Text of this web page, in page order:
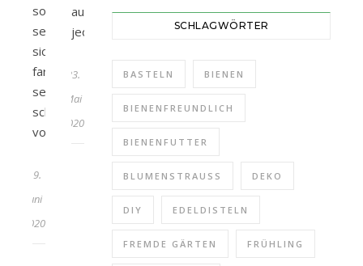
sondern
setzen
sich
farblich
sehr
schön
von…
19.
Juni
2020
auf
jeden…
23.
Mai
2020
SCHLAGWÖRTER
BASTELN BIENEN
BIENENFREUNDLICH
BIENENFUTTER
BLUMENSTRAUSS DEKO
DIY EDELDISTELN
FREMDE GÄRTEN FRÜHLING